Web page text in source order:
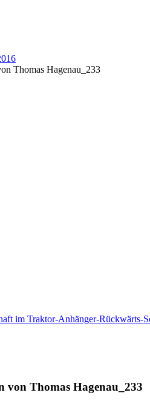
Thomas Hagenau_233
von Thomas Hagenau_233